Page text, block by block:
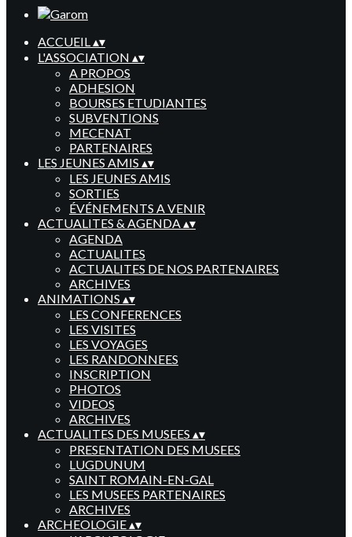
ACCUEIL▴▾
L'ASSOCIATION ▴▾
A PROPOS
ADHESION
BOURSES ETUDIANTES
SUBVENTIONS
MECENAT
PARTENAIRES
LES JEUNES AMIS ▴▾
LES JEUNES AMIS
SORTIES
ÉVÉNEMENTS A VENIR
ACTUALITES & AGENDA▴▾
AGENDA
ACTUALITES
ACTUALITES DE NOS PARTENAIRES
ARCHIVES
ANIMATIONS ▴▾
LES CONFERENCES
LES VISITES
LES VOYAGES
LES RANDONNEES
INSCRIPTION
PHOTOS
VIDEOS
ARCHIVES
ACTUALITES DES MUSEES ▴▾
PRESENTATION DES MUSEES
LUGDUNUM
SAINT ROMAIN-EN-GAL
LES MUSEES PARTENAIRES
ARCHIVES
ARCHEOLOGIE▴▾